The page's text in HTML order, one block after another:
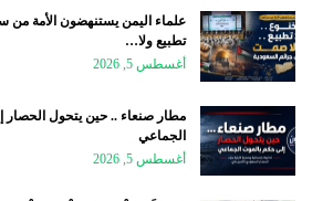
علماء اليمن يستنهضون الأمة من
تطبيع ولا…
أغسطس 5, 2026
مطار صنعاء .. حين يتحول الحصار
الجماعي
أغسطس 5, 2026